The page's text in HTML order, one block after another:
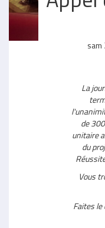
La
de
unitaire
du
Vous
Faites